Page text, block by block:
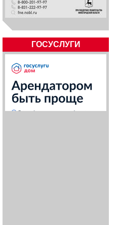
ГОСУСЛУГИ